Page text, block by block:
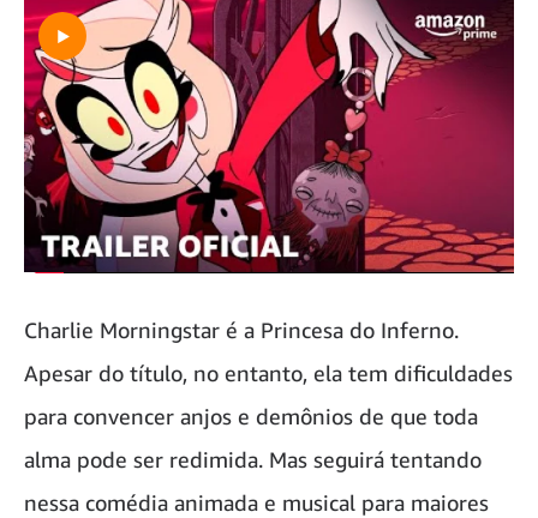
Charlie Morningstar é a Princesa do Inferno.
Apesar do título, no entanto, ela tem dificuldades
para convencer anjos e demônios de que toda
alma pode ser redimida. Mas seguirá tentando
nessa comédia animada e musical para maiores